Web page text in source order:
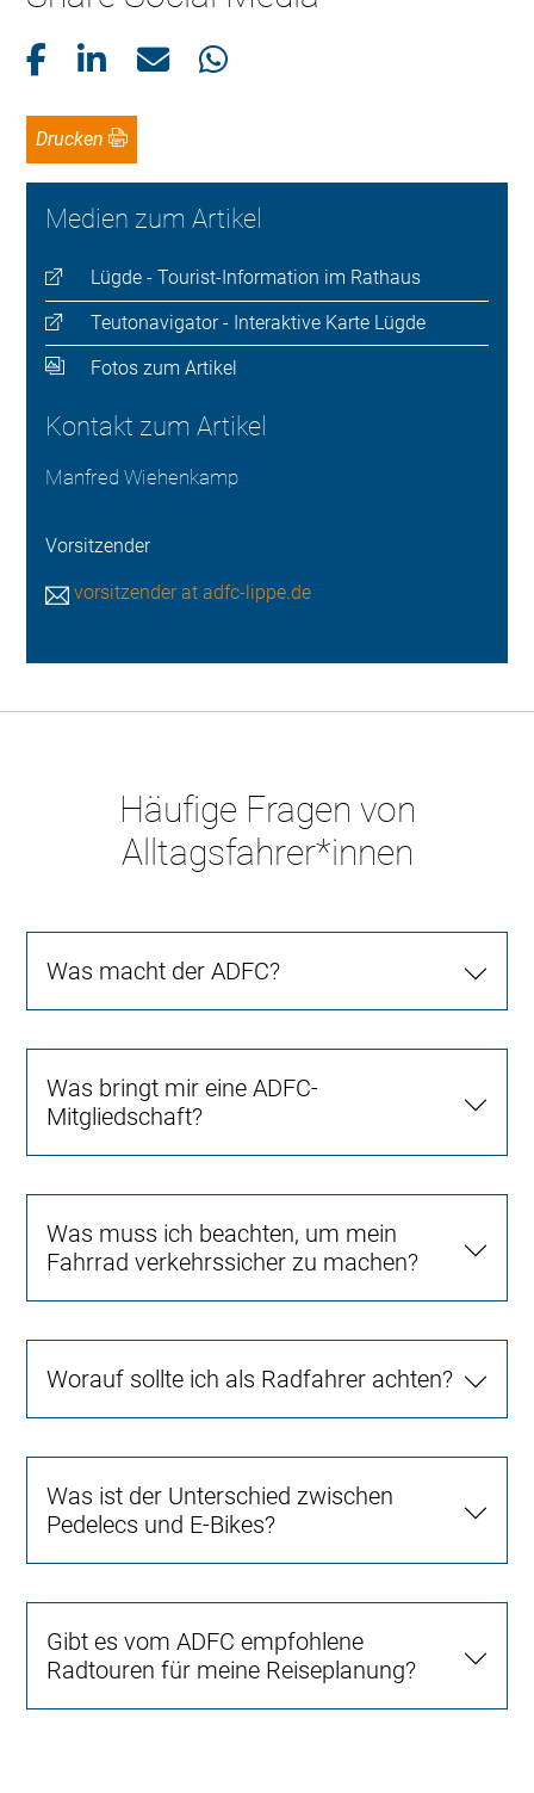
Drucken
Medien zum Artikel
Lügde - Tourist-Information im Rathaus
Teutonavigator - Interaktive Karte Lügde
Fotos zum Artikel
Kontakt zum Artikel
Manfred Wiehenkamp
Vorsitzender
vorsitzender at adfc-lippe.de
Häufige Fragen von
Alltagsfahrer*innen
Was macht der ADFC?
Was bringt mir eine ADFC-
Mitgliedschaft?
Was muss ich beachten, um mein
Fahrrad verkehrssicher zu machen?
Worauf sollte ich als Radfahrer achten?
Was ist der Unterschied zwischen
Pedelecs und E-Bikes?
Gibt es vom ADFC empfohlene
Radtouren für meine Reiseplanung?